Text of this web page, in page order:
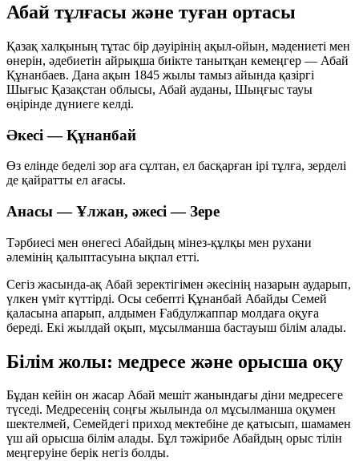
Абай тұлғасы және туған ортасы
Қазақ халқының тұтас бір дәуірінің ақыл-ойын, мәдениеті мен
өнерін, әдебиетін айрықша биікте танытқан кемеңгер — Абай
Құнанбаев. Дана ақын 1845 жылы тамыз айында қазіргі
Шығыс Қазақстан облысы, Абай ауданы, Шыңғыс тауы
өңірінде дүниеге келді.
Әкесі — Құнанбай
Өз елінде беделі зор аға сұлтан, ел басқарған ірі тұлға, зерделі
де қайратты ел ағасы.
Анасы — Ұлжан, әжесі — Зере
Тәрбиесі мен өнегесі Абайдың мінез-құлқы мен рухани
әлемінің қалыптасуына ықпал етті.
Сегіз жасында-ақ Абай зеректігімен әкесінің назарын аударып,
үлкен үміт күттірді. Осы себепті Құнанбай Абайды Семей
қаласына апарып, алдымен Ғабдулжаппар молдаға оқуға
береді. Екі жылдай оқып, мұсылманша бастауыш білім алады.
Білім жолы: медресе және орысша оқу
Бұдан кейін он жасар Абай мешіт жанындағы діни медресеге
түседі. Медресенің соңғы жылында ол мұсылманша оқумен
шектелмей, Семейдегі приход мектебіне де қатысып, шамамен
үш ай орысша білім алады. Бұл тәжірибе Абайдың орыс тілін
меңгеруіне берік негіз болды.